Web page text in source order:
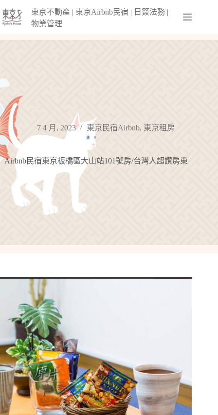
至
東京不動產 | 東京Airbnb民宿 | 日簽法務 |
物業管理
7 4 月, 2023 東京民宿Airbnb, 東京租房
Airbnb民宿東京板橋區大山站101號房/台灣人超讚房東